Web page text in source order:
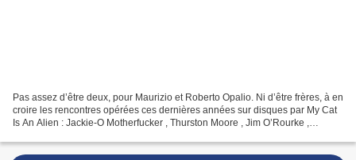
Pas assez d’être deux, pour Maurizio et Roberto Opalio. Ni d’être frères, à en
croire les rencontres opérées ces dernières années sur disques par My Cat
Is An Alien : Jackie-O Motherfucker , Thurston Moore , Jim O’Rourke ,